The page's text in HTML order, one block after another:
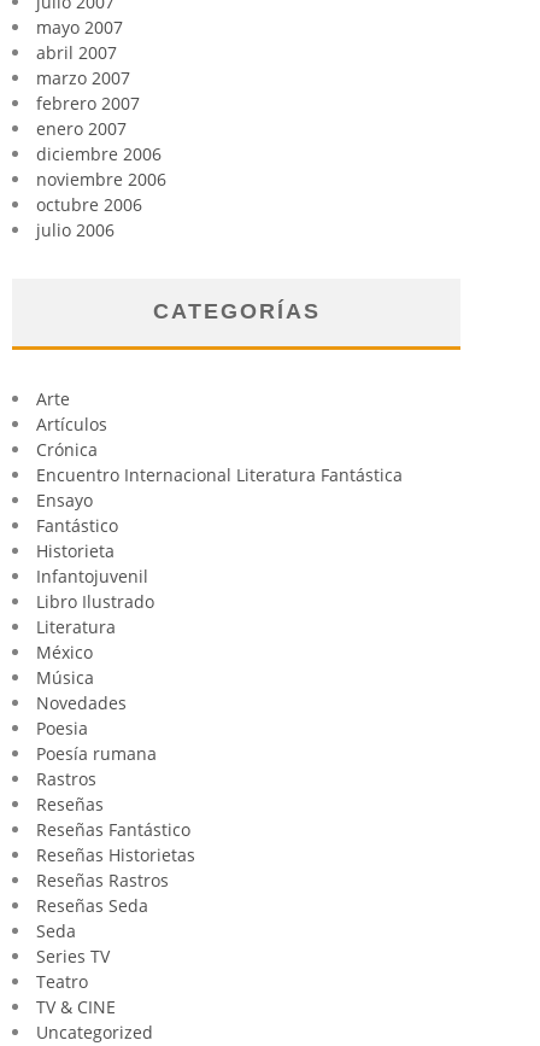
mayo 2007
abril 2007
marzo 2007
febrero 2007
enero 2007
diciembre 2006
noviembre 2006
octubre 2006
julio 2006
CATEGORÍAS
Arte
Artículos
Crónica
Encuentro Internacional Literatura Fantástica
Ensayo
Fantástico
Historieta
Infantojuvenil
Libro Ilustrado
Literatura
México
Música
Novedades
Poesia
Poesía rumana
Rastros
Reseñas
Reseñas Fantástico
Reseñas Historietas
Reseñas Rastros
Reseñas Seda
Seda
Series TV
Teatro
TV & CINE
Uncategorized